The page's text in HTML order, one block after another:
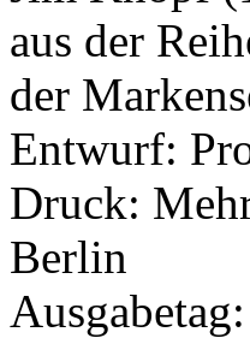
aus der
der
Entwurf:
Druck:
Berlin